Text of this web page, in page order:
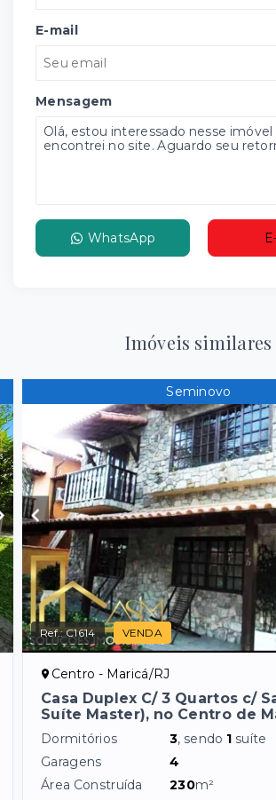
E-mail
Mensagem
WhatsApp
Imóveis similares
Seminovo
Ref.:C1614 VENDA
Centro - Maricá/RJ
Casa Duplex C/ 3 Quartos c/
Suíte Master), no Centro de
Dormitórios 3, sendo 1 suíte
Garagens
4
Área Construída
230m²